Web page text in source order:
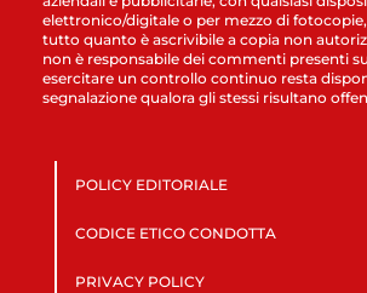
elettronico/digitale o per mezzo di
tutto quanto è ascrivibile a copia non
non è responsabile dei commenti presenti
esercitare un controllo continuo resta
segnalazione qualora gli stessi risultano
POLICY EDITORIALE
CODICE ETICO CONDOTTA
PRIVACY POLICY